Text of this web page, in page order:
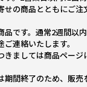
せの商品とともにご
品です。通常2週間以
連絡いたします。
きましては商品ペー
期間終了のため、販売